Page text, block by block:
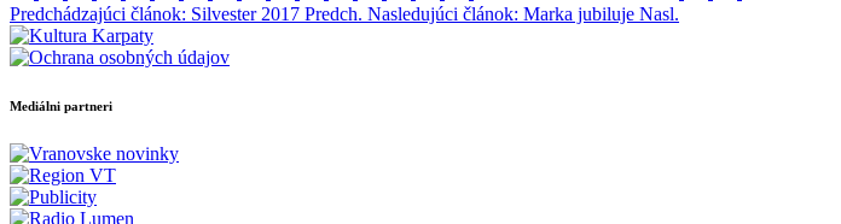
Predchádzajúci článok: Silvester 2017 Predch. Nasledujúci článok: Marka jubiluje Nasl.
Mediálni partneri